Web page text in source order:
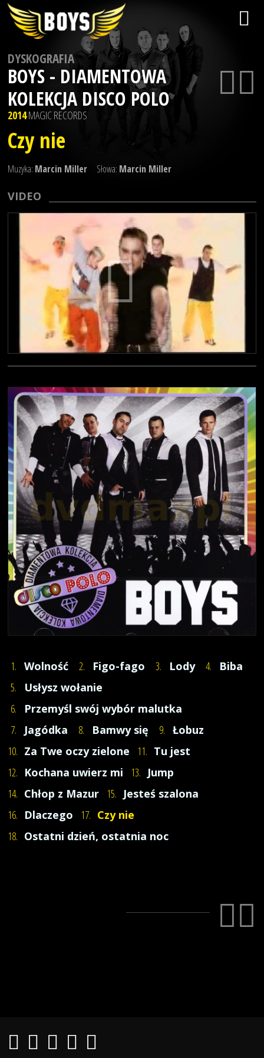
DYSKOGRAFIA
BOYS - DIAMENTOWA
KOLEKCJA DISCO POLO
2014MAGIC RECORDS
Czy nie
Muzyka: Marcin Miller Słowa: Marcin Miller
VIDEO
1. Wolność 2. Figo-fago 3. Lody 4.
Biba
5.
Usłysz wołanie
6.
Przemyśl swój wybór malutka
7.
Jagódka 8. Bamwy się 9. Łobuz
10. Za Twe oczy zielone 11. Tu jest
12. Kochana uwierz mi 13. Jump
14. Chłop z Mazur 15. Jesteś szalona
16. Dlaczego 17. Czy nie
18. Ostatni dzień, ostatnia noc